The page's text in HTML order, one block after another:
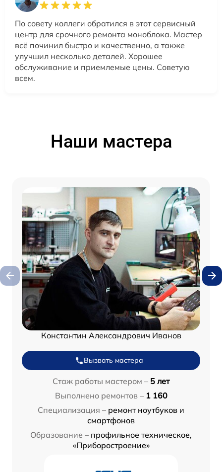
По совету коллеги обратился в этот сервисный
центр для срочного ремонта моноблока. Мастер
всё починил быстро и качественно, а также
улучшил несколько деталей. Хорошее
обслуживание и приемлемые цены. Советую
всем.
Наши мастера
Константин Александрович Иванов
Вызвать мастера
Стаж работы мастером – 5 лет
Выполнено ремонтов – 1 160
Специализация – ремонт ноутбуков и
смартфонов
Образование – профильное техническое,
«Приборостроение»